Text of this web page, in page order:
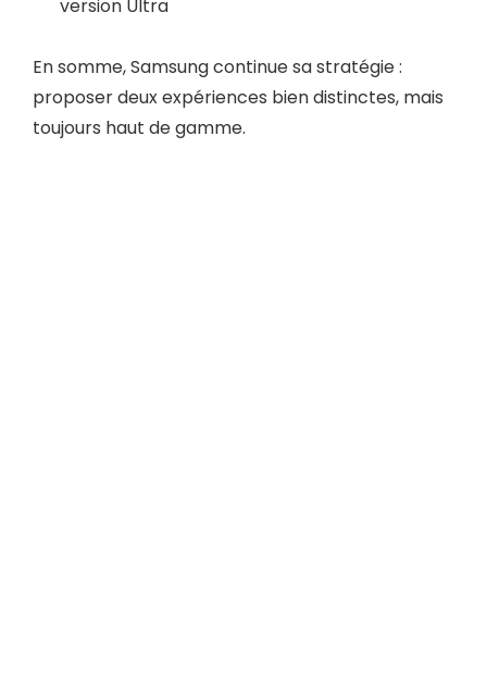
version Ultra
En somme, Samsung continue sa stratégie :
proposer deux expériences bien distinctes, mais
toujours haut de gamme.